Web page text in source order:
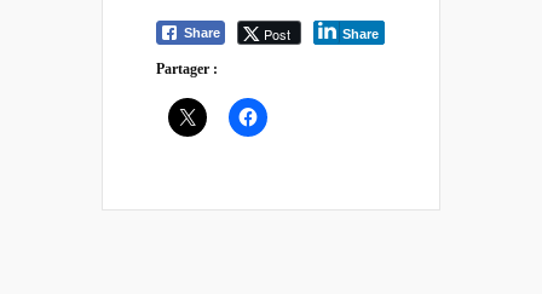
Share Post Share
Partager :